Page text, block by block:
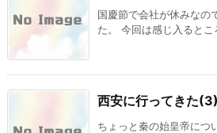
国慶節で会社が休みなの
た。 今回は感じ入ると
西安に行ってきた
ちょっと秦の始皇帝につ